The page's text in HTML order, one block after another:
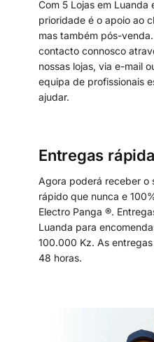
Com 5 Lojas em Luanda
prioridade é o apoio ao
mas também pós-
contacto connosco
nossas lojas, via e-mail
equipa de profissionais
ajudar.
Entregas
Agora poderá receber o
rápido que nunca e
Electro Panga ®.
Luanda para
100.000 Kz. As
48 horas.